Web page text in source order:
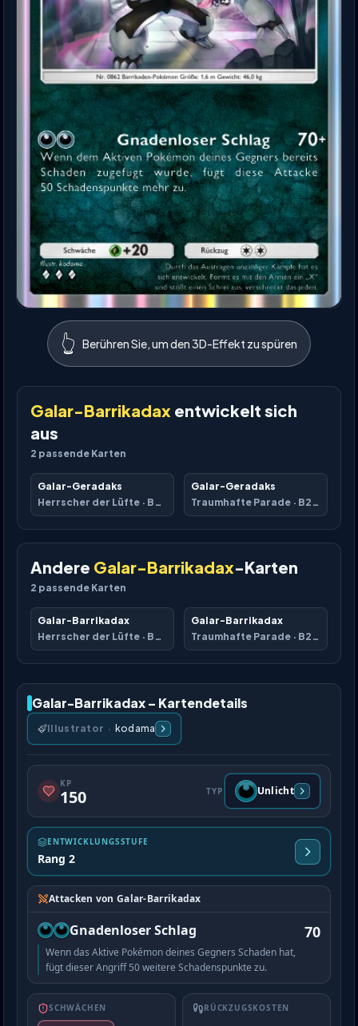
👆 Berühren Sie, um den 3D-Effekt zu spüren
Galar-Barrikadax entwickelt sich
aus
2 passende Karten
Galar-Geradaks
Herrscher der Lüfte · B4-096
Galar-Geradaks
Traumhafte Parade · B2-099
Andere Galar-Barrikadax-Karten
2 passende Karten
Galar-Barrikadax
Herrscher der Lüfte · B4-097
Galar-Barrikadax
Traumhafte Parade · B2-176
Galar-Barrikadax – Kartendetails
Illustrator · kodama
KP
150 TYP Unlicht
ENTWICKLUNGSSTUFE
Rang 2
Attacken von Galar-Barrikadax
Gnadenloser Schlag
Wenn das Aktive Pokémon deines Gegners Schaden hat,
fügt dieser Angriff 50 weitere Schadenspunkte zu.
70
SCHWÄCHEN RÜCKZUGSKOSTEN